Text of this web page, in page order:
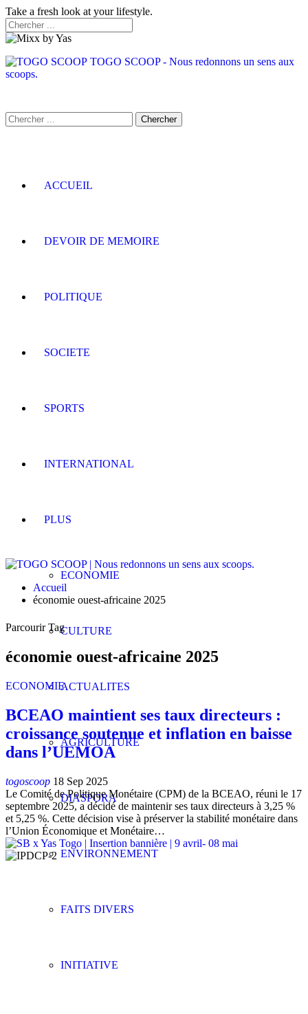
Take a fresh look at your lifestyle.
TOGO SCOOP - Nous redonnons un sens aux
scoops.
ACCUEIL
DEVOIR DE MEMOIRE
POLITIQUE
SOCIETE
SPORTS
INTERNATIONAL
PLUS
ECONOMIE
CULTURE
ACTUALITES
AGRICULTURE
DIASPORA
ENVIRONNEMENT
FAITS DIVERS
INITIATIVE
Accueil
économie ouest-africaine 2025
Parcourir Tag
économie ouest-africaine 2025
ECONOMIE
BCEAO maintient ses taux directeurs :
croissance soutenue et inflation en baisse
dans l’UEMOA
togoscoop 18 Sep 2025
Le Comité de Politique Monétaire (CPM) de la BCEAO, réuni le 17
septembre 2025, a décidé de maintenir ses taux directeurs à 3,25 %
et 5,25 %. Cette décision vise à préserver la stabilité monétaire dans
l’Union Économique et Monétaire…